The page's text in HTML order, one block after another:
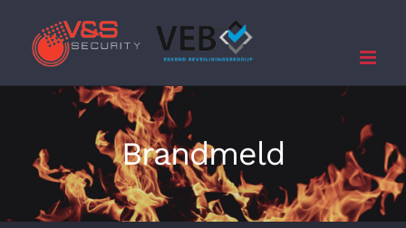
naar
inhoud
Brandmeld